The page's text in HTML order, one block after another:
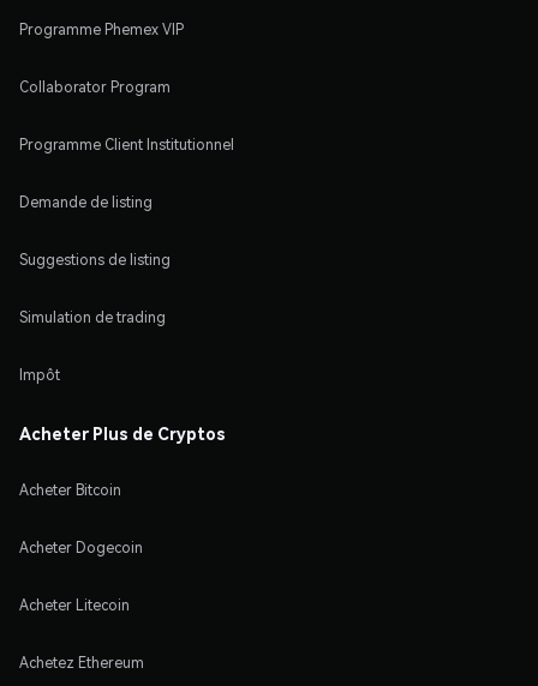
Programme Phemex VIP
Collaborator Program
Programme Client Institutionnel
Demande de listing
Suggestions de listing
Simulation de trading
Impôt
Acheter Plus de Cryptos
Acheter Bitcoin
Acheter Dogecoin
Acheter Litecoin
Achetez Ethereum